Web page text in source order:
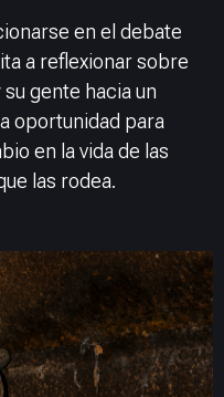
en el debate
a reflexionar sobre
gente hacia un
oportunidad para
en la vida de las
las rodea.